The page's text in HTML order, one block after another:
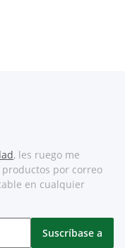
, les ruego me
por correo
en cualquier
Suscríbase a